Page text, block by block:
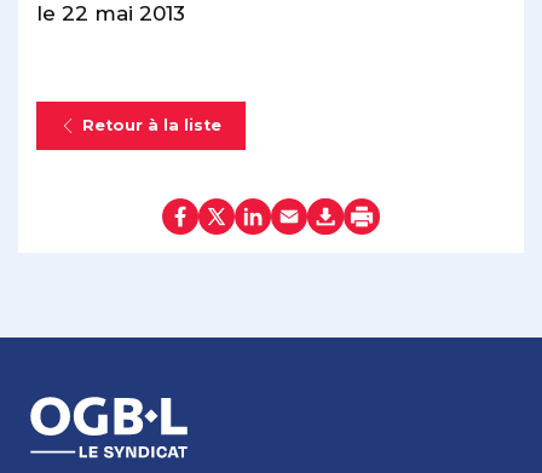
le 22 mai 2013
Retour à la liste